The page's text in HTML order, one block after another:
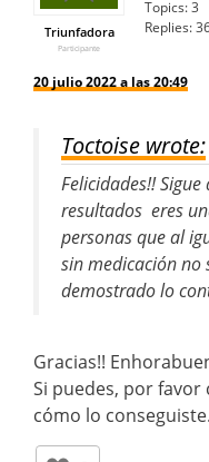
Triunfadora
Participante
Topics:3
Replies:
20 julio 2022 a las 20:49
Toctoise wrote:
Felicidades!!
resultados eres
personas que al
sin medicación no
demostrado lo
Gracias!!
Si puedes, por
cómo lo conseguiste.